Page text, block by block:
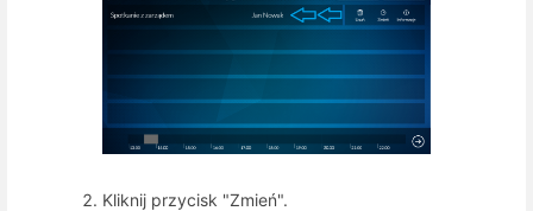
Kliknij przycisk "Zmień".